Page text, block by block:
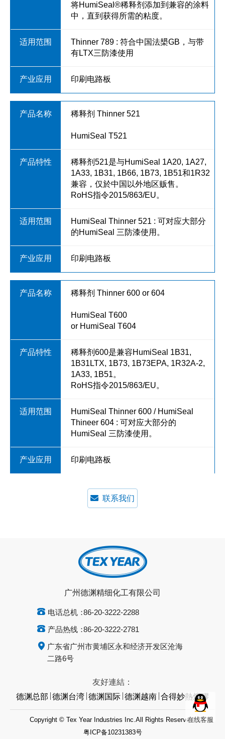
将HumiSeal®稀释剂添加到兼容的涂料
中，直到获得所需的粘度。
Thinner 789 : 符合中国法槼GB，与带
有LTX三防漆使用
印刷电路板
稀释剂 Thinner 521
HumiSeal T521
稀释剂521是与HumiSeal 1A20, 1A27,
1A33, 1B31, 1B66, 1B73, 1B51和1R32
兼容，仅於中国以外地区贩售。
RoHS指令2015/863/EU。
HumiSeal Thinner 521 : 可对应大部分
的HumiSeal 三防漆使用。
印刷电路板
稀释剂 Thinner 600 or 604
HumiSeal T600
or HumiSeal T604
稀释剂600是兼容HumiSeal 1B31,
1B31LTX, 1B73, 1B73EPA, 1R32A-2,
1A33, 1B51。
RoHS指令2015/863/EU。
HumiSeal Thinner 600 / HumiSeal
Thineer 604 : 可对应大部分的
HumiSeal 三防漆使用。
印刷电路板
联系我们
广州德渊精细化工有限公司
电话总机：86-20-3222-2288
产品热线：86-20-3222-2781
广东省广州市黄埔区永和经济开发区沧海
二路6号
友好連結：
德渊总部 德渊台湾 德渊国际 德渊越南 合得妙熱熔膠
Copyright © Tex Year Industries Inc.All Rights Reserved.
粤ICP备10231383号
在线客服